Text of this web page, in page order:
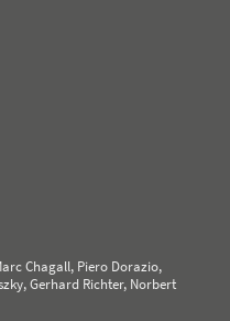
Chagall, Piero Dorazio,
,Gerhard Richter, Norbert